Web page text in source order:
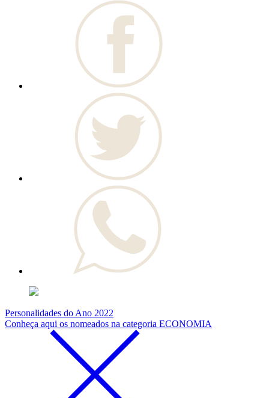
Personalidades do Ano 2022
Conheça aqui os nomeados na categoria ECONOMIA